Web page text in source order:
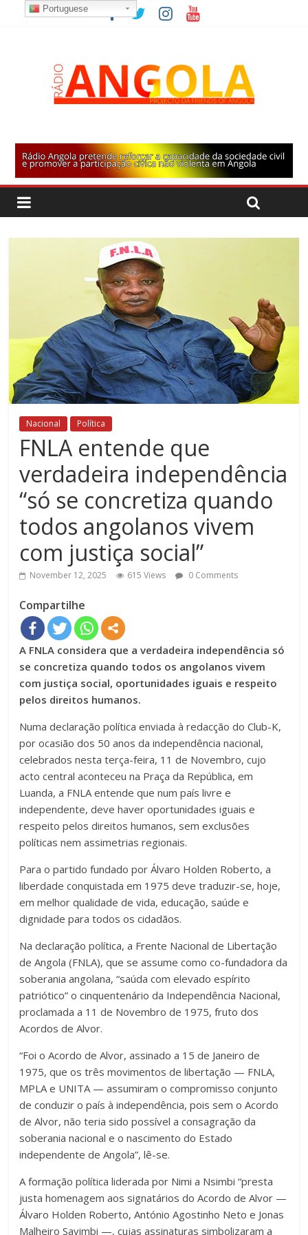
Nacional Política
FNLA entende que
verdadeira independência
“só se concretiza quando
todos angolanos vivem
com justiça social”
November 12, 2025 615 Views 0 Comments
Compartilhe
A FNLA considera que a verdadeira independência só
se concretiza quando todos os angolanos vivem
com justiça social, oportunidades iguais e respeito
pelos direitos humanos.
Numa declaração política enviada à redacção do Club-K,
por ocasião dos 50 anos da independência nacional,
celebrados nesta terça-feira, 11 de Novembro, cujo
acto central aconteceu na Praça da República, em
Luanda, a FNLA entende que num país livre e
independente, deve haver oportunidades iguais e
respeito pelos direitos humanos, sem exclusões
políticas nem assimetrias regionais.
Para o partido fundado por Álvaro Holden Roberto, a
liberdade conquistada em 1975 deve traduzir-se, hoje,
em melhor qualidade de vida, educação, saúde e
dignidade para todos os cidadãos.
Na declaração política, a Frente Nacional de Libertação
de Angola (FNLA), que se assume como co-fundadora da
soberania angolana, “saúda com elevado espírito
patriótico” o cinquentenário da Independência Nacional,
proclamada a 11 de Novembro de 1975, fruto dos
Acordos de Alvor.
“Foi o Acordo de Alvor, assinado a 15 de Janeiro de
1975, que os três movimentos de libertação — FNLA,
MPLA e UNITA — assumiram o compromisso conjunto
de conduzir o país à independência, pois sem o Acordo
de Alvor, não teria sido possível a consagração da
soberania nacional e o nascimento do Estado
independente de Angola”, lê-se.
A formação política liderada por Nimi a Nsimbi “presta
justa homenagem aos signatários do Acordo de Alvor —
Álvaro Holden Roberto, António Agostinho Neto e Jonas
Malheiro Savimbi —, cujas assinaturas simbolizaram a
Portuguese